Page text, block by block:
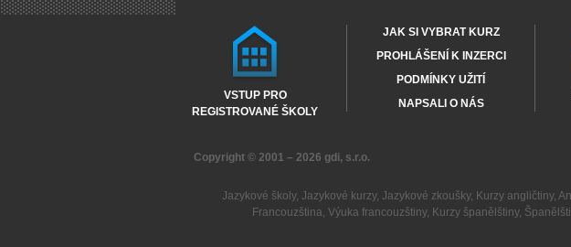
VSTUP PRO
REGISTROVANÉ ŠKOLY
JAK SI VYBRAT KURZ
PROHLÁŠENÍ K INZERCI
PODMÍNKY UŽITÍ
NAPSALI O NÁS
Copyright © 2001 – 2026 gdi, s.r.o.
Jazykové školy, Jazykové kurzy, Jazykové zkoušky, Kurzy angličtiny,
Francouzština, Výuka francouzštiny, Kurzy španělštiny,